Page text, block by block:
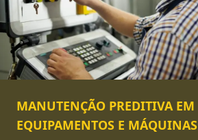
MANUTENÇÃO PREDITIVA EM
EQUIPAMENTOS E MÁQUINAS